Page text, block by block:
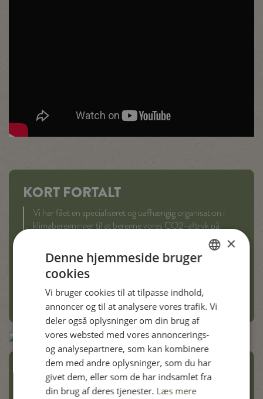
KORT FORTALT
Vi har fået en specialiseret og uafhængig organisation i
klimaberegninger til at beregne vores CO2-aftryk på
tværs af hele vores værdikæde på produktniveau - fra jord
til bord - lige fra kyllingen klækkes, til den lander på
tallerkenen.
Læs mere om Carbon Trust-mærkningen her
TJEK KLIMAAFTRYKKET PÅ DE
DANSKE FAMILIEGÅRDE-
ENGLISH
SPANISH
GERMAN
×
Denne hjemmeside bruger
cookies
Vi bruger cookies til at tilpasse indhold,
annoncer og til at analysere vores trafik. Vi
deler også oplysninger om din brug af
vores websted med vores annoncerings-
og analysepartnere, som kan kombinere
dem med andre oplysninger, som du har
givet dem, eller som de har indsamlet fra
din brug af deres tjenester. Læs mere